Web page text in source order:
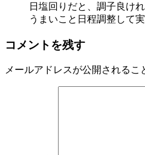
日塩回りだと、調子良け
うまいこと日程調整して
コメントを残す
メールアドレスが公開されるこ